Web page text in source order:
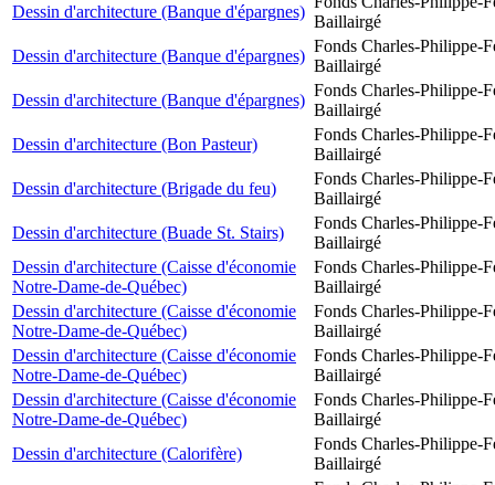
Dessin d'architecture (Banque d'épargnes)
Baillairgé
Dessin d'architecture (Banque d'épargnes)
Fonds Charles-Philippe-
Baillairgé
Dessin d'architecture (Banque d'épargnes)
Fonds Charles-Philippe-
Baillairgé
Dessin d'architecture (Bon Pasteur)
Fonds Charles-Philippe-
Baillairgé
Dessin d'architecture (Brigade du feu)
Fonds Charles-Philippe-
Baillairgé
Dessin d'architecture (Buade St. Stairs)
Fonds Charles-Philippe-
Baillairgé
Dessin d'architecture (Caisse d'économie
Notre-Dame-de-Québec)
Fonds Charles-Philippe-
Baillairgé
Dessin d'architecture (Caisse d'économie
Notre-Dame-de-Québec)
Fonds Charles-Philippe-
Baillairgé
Dessin d'architecture (Caisse d'économie
Notre-Dame-de-Québec)
Fonds Charles-Philippe-
Baillairgé
Dessin d'architecture (Caisse d'économie
Notre-Dame-de-Québec)
Fonds Charles-Philippe-
Baillairgé
Dessin d'architecture (Calorifère)
Fonds Charles-Philippe-
Baillairgé